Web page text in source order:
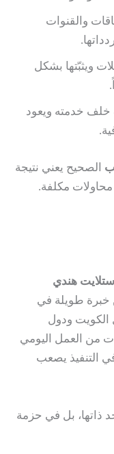
والقنوات
ويثبّتها بشكل
خلف خدمته ويعود
الصحيح يعني نتيجة
مكلفة.
هندي
خبرة طويلة في
الكويت ودول
من العمل اليومي
التنفيذ يصعب
ذاتها، بل في حزمة